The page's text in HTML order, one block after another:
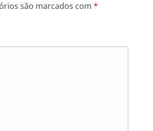
são marcados com *